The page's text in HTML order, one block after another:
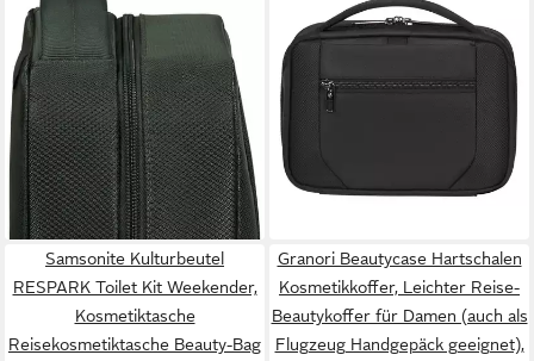
SAMSONITE
Kulturbeutel RESPARK Toilet
Kit, 25 cm, Beauty-Bag
Beautybox Schminketui
Kosmetikbox
64,95 €
lieferbar - in 1-2 Werktagen bei dir
SAMSONITE
Kulturbeutel SPECTROLITE
4.0, Kulturtasche Toilet Kit
69,00 €
lieferbar - in 1-2 Werktagen bei dir
Samsonite Kulturbeutel
RESPARK Toilet Kit Weekender,
Kosmetiktasche
Reisekosmetiktasche Beauty-Bag
Granori Beautycase Hartschalen
Kosmetikkoffer, Leichter Reise-
Beautykoffer für Damen (auch als
Flugzeug Handgepäck geeignet),